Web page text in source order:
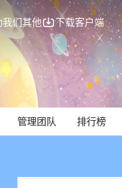
我们其他 下载客户端
管理团队 排行榜